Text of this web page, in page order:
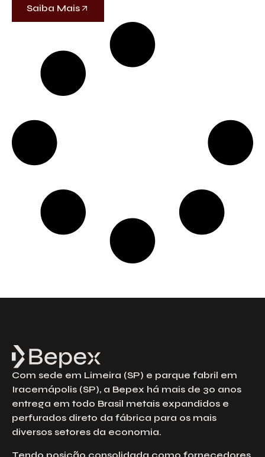
Saiba Mais
Com sede em Limeira (SP) e parque fabril em
Iracemápolis (SP), a Bepex há mais de 30 anos
entrega em todo Brasil metais expandidos e
perfurados direto da fábrica para os mais
diversos setores da economia.